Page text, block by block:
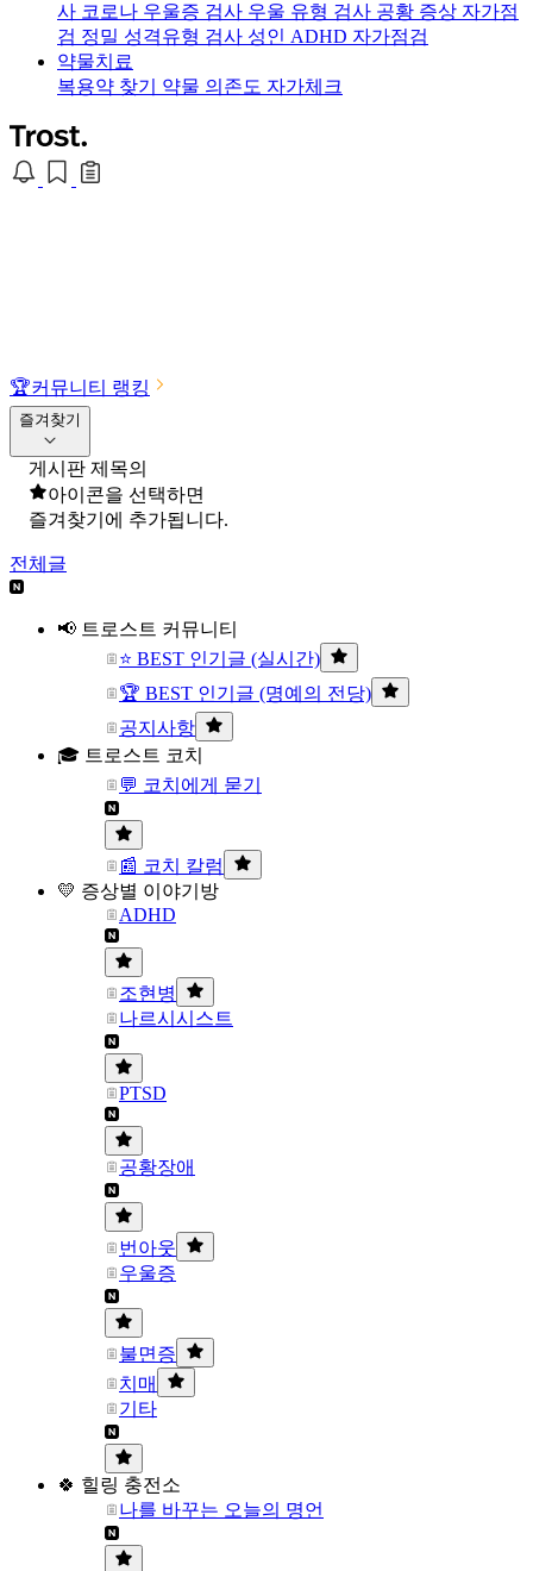
사 코로나 우울증 검사 우울 유형 검사 공황 증상 자가점
검 정밀 성격유형 검사 성인 ADHD 자가점검
약물치료
복용약 찾기 약물 의존도 자가체크
🏆커뮤니티 랭킹
즐겨찾기
게시판 제목의
아이콘을 선택하면
즐겨찾기에 추가됩니다.
전체글
📢 트로스트 커뮤니티
⭐ BEST 인기글 (실시간)
🏆 BEST 인기글 (명예의 전당)
공지사항
🎓 트로스트 코치
💬 코치에게 묻기
📰 코치 칼럼
💛 증상별 이야기방
ADHD
조현병
나르시시스트
PTSD
공황장애
번아웃
우울증
불면증
치매
기타
🍀 힐링 충전소
나를 바꾸는 오늘의 명언